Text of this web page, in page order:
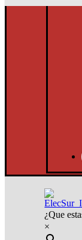
¿Que
×